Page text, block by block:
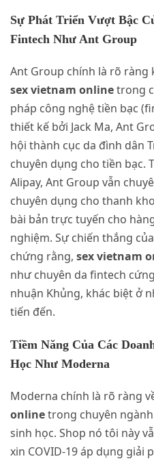
Sự Phát Triển Vượt Bậc
Fintech Như Ant Group
Ant Group chính là rõ ràng
sex vietnam onlinetrong
pháp công nghệ tiền bạc
thiết kế bởi Jack Ma, Ant
hội thành cục da đình dân
chuyên dụng cho tiền bạc.
Alipay, Ant Group vẫn
chuyên dụng cho thanh
bài bản trực tuyến cho
nghiệm. Sự chiến thắng
chứng rằng, sex vietnam
như chuyên da fintech
nhuận Khủng, khác biệt ở
tiến đến.
Tiềm Năng Của Các
Học Như Moderna
Moderna chính là rõ ràng
onlinetrong chuyên
sinh học. Shop nó tôi này
xin COVID-19 áp dụng giải